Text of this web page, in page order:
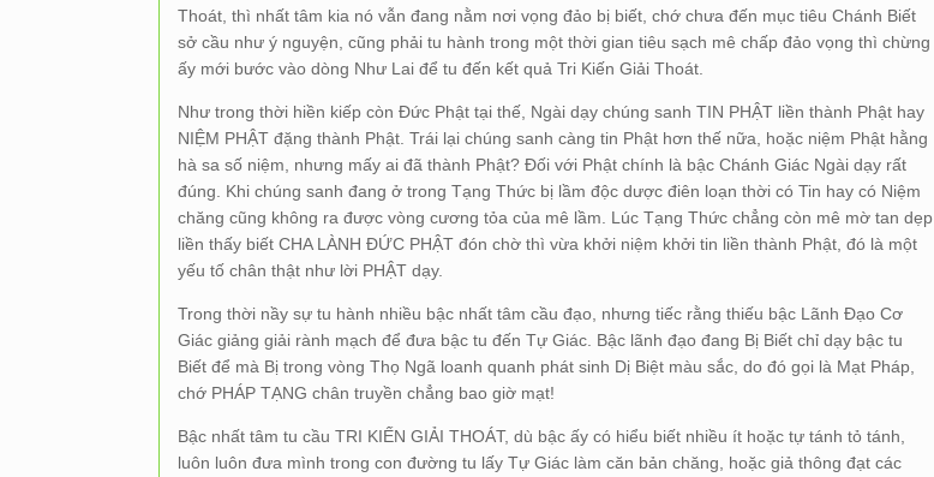
Thoát, thì nhất tâm kia nó vẫn đang nằm nơi vọng đảo bị biết, chớ chưa đến mục tiêu Chánh Biết
sở cầu như ý nguyện, cũng phải tu hành trong một thời gian tiêu sạch mê chấp đảo vọng thì chừng
ấy mới bước vào dòng Như Lai để tu đến kết quả Tri Kiến Giải Thoát.
Như trong thời hiền kiếp còn Đức Phật tại thế, Ngài dạy chúng sanh TIN PHẬT liền thành Phật hay
NIỆM PHẬT đặng thành Phật. Trái lại chúng sanh càng tin Phật hơn thế nữa, hoặc niệm Phật hằng
hà sa số niệm, nhưng mấy ai đã thành Phật? Đối với Phật chính là bậc Chánh Giác Ngài dạy rất
đúng. Khi chúng sanh đang ở trong Tạng Thức bị lầm độc dược điên loạn thời có Tin hay có Niệm
chăng cũng không ra được vòng cương tỏa của mê lầm. Lúc Tạng Thức chẳng còn mê mờ tan dẹp
liền thấy biết CHA LÀNH ĐỨC PHẬT đón chờ thì vừa khởi niệm khởi tin liền thành Phật, đó là một
yếu tố chân thật như lời PHẬT dạy.
Trong thời nầy sự tu hành nhiều bậc nhất tâm cầu đạo, nhưng tiếc rằng thiếu bậc Lãnh Đạo Cơ
Giác giảng giải rành mạch để đưa bậc tu đến Tự Giác. Bậc lãnh đạo đang Bị Biết chỉ dạy bậc tu
Biết để mà Bị trong vòng Thọ Ngã loanh quanh phát sinh Dị Biệt màu sắc, do đó gọi là Mạt Pháp,
chớ PHÁP TẠNG chân truyền chẳng bao giờ mạt!
Bậc nhất tâm tu cầu TRI KIẾN GIẢI THOÁT, dù bậc ấy có hiểu biết nhiều ít hoặc tự tánh tỏ tánh,
luôn luôn đưa mình trong con đường tu lấy Tự Giác làm căn bản chăng, hoặc giả thông đạt các